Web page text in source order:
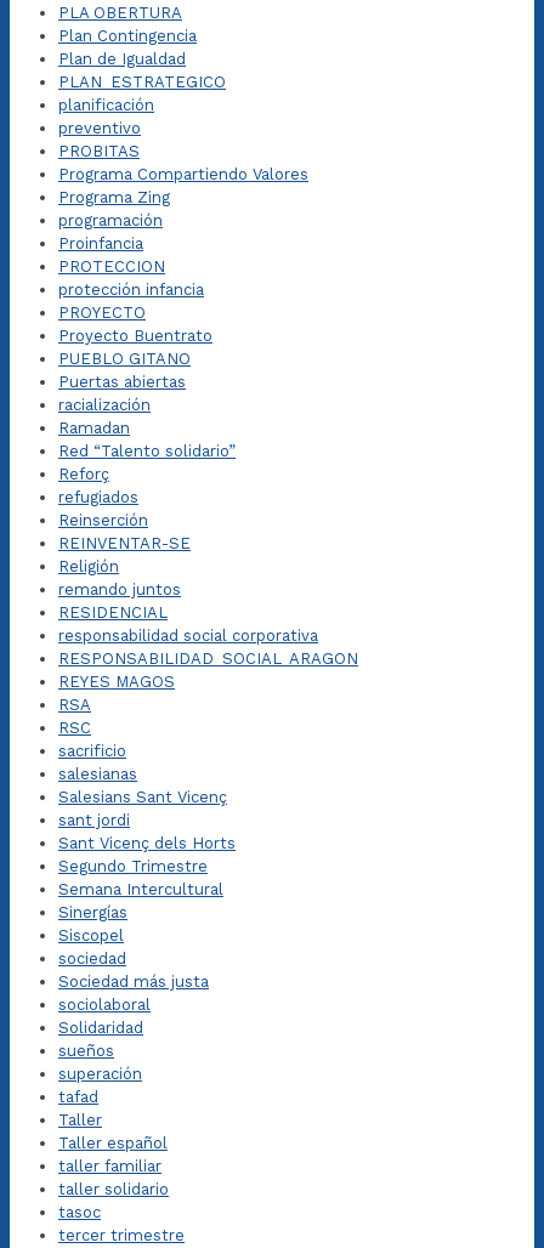
PLA OBERTURA
Plan Contingencia
Plan de Igualdad
PLAN_ESTRATEGICO
planificación
preventivo
PROBITAS
Programa Compartiendo Valores
Programa Zing
programación
Proinfancia
PROTECCION
protección infancia
PROYECTO
Proyecto Buentrato
PUEBLO GITANO
Puertas abiertas
racialización
Ramadan
Red “Talento solidario”
Reforç
refugiados
Reinserción
REINVENTAR-SE
Religión
remando juntos
RESIDENCIAL
responsabilidad social corporativa
RESPONSABILIDAD_SOCIAL_ARAGON
REYES MAGOS
RSA
RSC
sacrificio
salesianas
Salesians Sant Vicenç
sant jordi
Sant Vicenç dels Horts
Segundo Trimestre
Semana Intercultural
Sinergías
Siscopel
sociedad
Sociedad más justa
sociolaboral
Solidaridad
sueños
superación
tafad
Taller
Taller español
taller familiar
taller solidario
tasoc
tercer trimestre